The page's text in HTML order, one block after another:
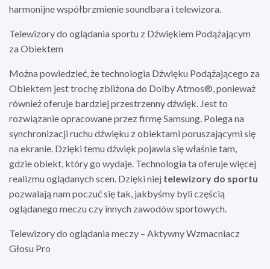
harmonijne współbrzmienie soundbara i telewizora.
Telewizory do oglądania sportu z Dźwiękiem Podążającym
za Obiektem
Można powiedzieć, że technologia Dźwięku Podążającego za
Obiektem jest trochę zbliżona do Dolby Atmos®, ponieważ
również oferuje bardziej przestrzenny dźwięk. Jest to
rozwiązanie opracowane przez firmę Samsung. Polega na
synchronizacji ruchu dźwięku z obiektami poruszającymi się
na ekranie. Dzięki temu dźwięk pojawia się właśnie tam,
gdzie obiekt, który go wydaje. Technologia ta oferuje więcej
realizmu oglądanych scen. Dzięki niej telewizory do sportu
pozwalają nam poczuć się tak, jakbyśmy byli częścią
oglądanego meczu czy innych zawodów sportowych.
Telewizory do oglądania meczy – Aktywny Wzmacniacz
Głosu Pro